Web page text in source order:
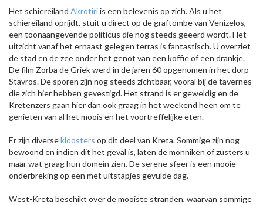
Het schiereiland Akrotiriis een belevenis op zich. Als u het
schiereiland oprijdt, stuit u direct op de graftombe van Venizelos,
een toonaangevende politicus die nog steeds geëerd wordt. Het
uitzicht vanaf het ernaast gelegen terras is fantastisch. U overziet
de stad en de zee onder het genot van een koffie of een drankje.
De film Zorba de Griek werd in de jaren 60 opgenomen in het dorp
Stavros. De sporen zijn nog steeds zichtbaar, vooral bij de tavernes
die zich hier hebben gevestigd. Het strand is er geweldig en de
Kretenzers gaan hier dan ook graag in het weekend heen om te
genieten van al het moois en het voortreffelijke eten.
Er zijn diversekloosters op dit deel van Kreta. Sommige zijn nog
bewoond en indien dit het geval is, laten de monniken of zusters u
maar wat graag hun domein zien. De serene sfeer is een mooie
onderbreking op een met uitstapjes gevulde dag.
West-Kreta beschikt over de mooiste stranden, waarvan sommige